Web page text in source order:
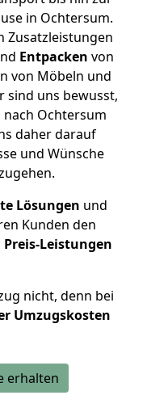
in Ochtersum.
Zusatzleistungen
Entpacken von
von Möbeln und
sind uns bewusst,
Ochtersum
daher darauf
und Wünsche
Lösungen und
Kunden den
Preis-Leistungen
nicht, denn bei
Umzugskosten
erhalten